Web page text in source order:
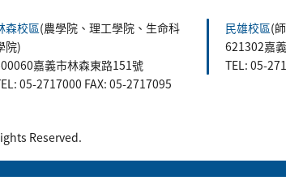
森校區(農學院、理工學院、生命科
院)
嘉義市林森東路151號
05-2717000 FAX: 05-2717095
民雄校區(
621302嘉
TEL: 05-
Reserved.